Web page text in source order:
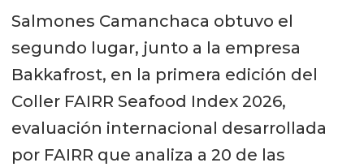
Salmones Camanchaca obtuvo el
segundo lugar, junto a la empresa
Bakkafrost, en la primera edición del
Coller FAIRR Seafood Index 2026,
evaluación internacional desarrollada
por FAIRR que analiza a 20 de las